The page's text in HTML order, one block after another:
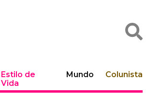
Estilo de
Vida
Mundo Colunista